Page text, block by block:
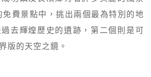
免費景點中，挑出兩個最為特別的地
去輝煌歷史的遺跡，第二個則是可
版的天空之鏡。